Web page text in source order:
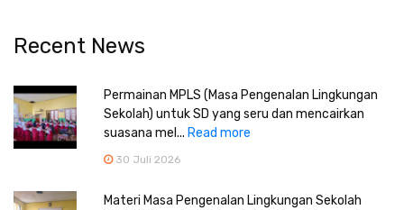
Recent News
Permainan MPLS (Masa Pengenalan Lingkungan
Sekolah) untuk SD yang seru dan mencairkan
suasana mel... Read more
30 Juli 2026
Materi Masa Pengenalan Lingkungan Sekolah